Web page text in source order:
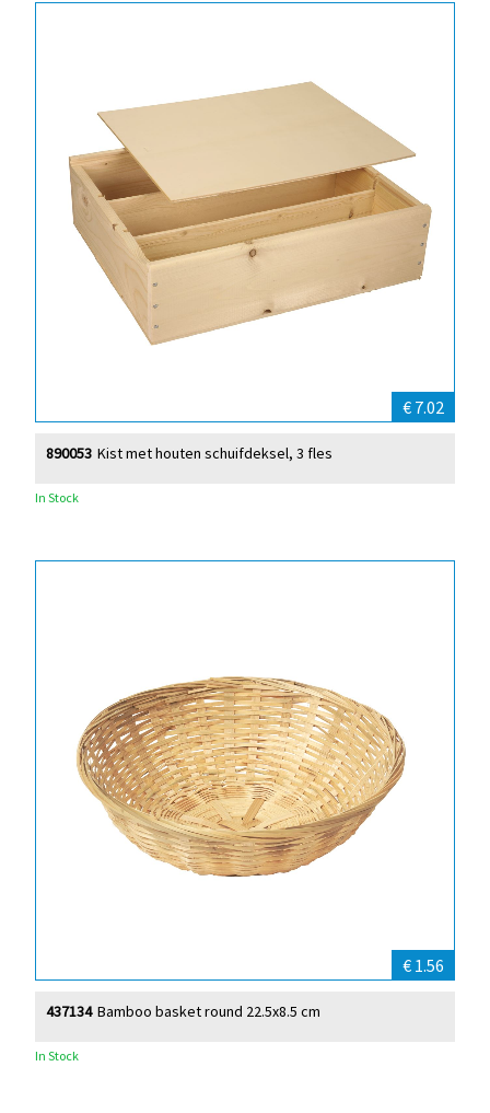
€ 7.02
Kist met houten schuifdeksel, 3 fles
890053
In Stock
€ 1.56
Bamboo basket round 22.5x8.5 cm
437134
In Stock